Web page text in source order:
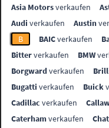
Asia Motorsverkaufen
Audi verkaufen Austin
B
BAICverkaufen
Bitterverkaufen BMW
Borgwardverkaufen
Bugatti verkaufen Buick
Cadillac verkaufen
Caterhamverkaufen